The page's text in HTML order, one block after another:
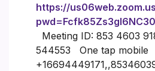
https://
Meeting ID: 853 4603
544553 One tap mobile